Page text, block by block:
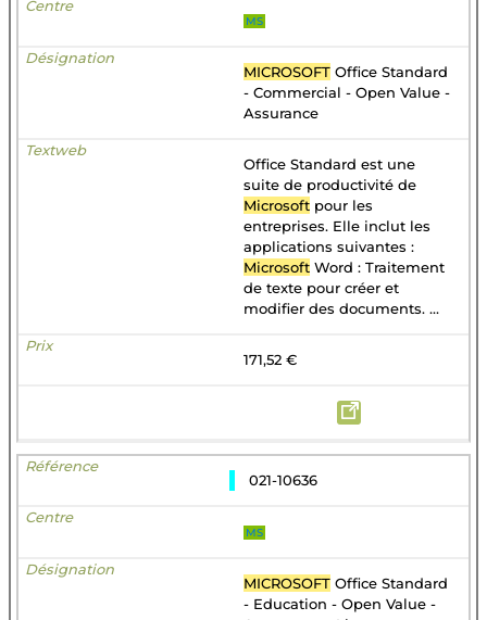
MS
MICROSOFT Office Standard
- Commercial - Open Value -
Assurance
Office Standard est une
suite de productivité de
Microsoft pour les
entreprises. Elle inclut les
applications suivantes :
Microsoft Word : Traitement
de texte pour créer et
modifier des documents. ...
171,52 €
021-10636
MS
MICROSOFT Office Standard
- Education - Open Value -